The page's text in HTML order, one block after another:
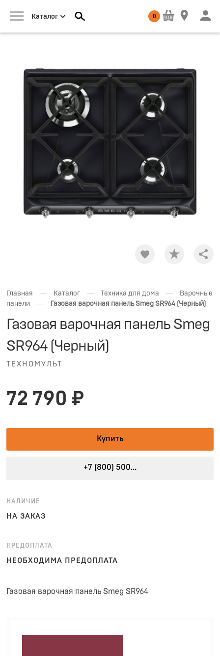
Каталог 0
Главная — Каталог — Техника для дома —
Варочные
панели
— Газовая варочная панель Smeg SR964 (Черный)
Газовая варочная панель Smeg
SR964 (Черный)
ТЕХНОМУЛЬТ
72 790 ₽
Купить
+7 (800) 500...
НАЛИЧИЕ
НА ЗАКАЗ
ПРЕДОПЛАТА
НЕОБХОДИМА ПРЕДОПЛАТА
Газовая варочная панель Smeg SR964